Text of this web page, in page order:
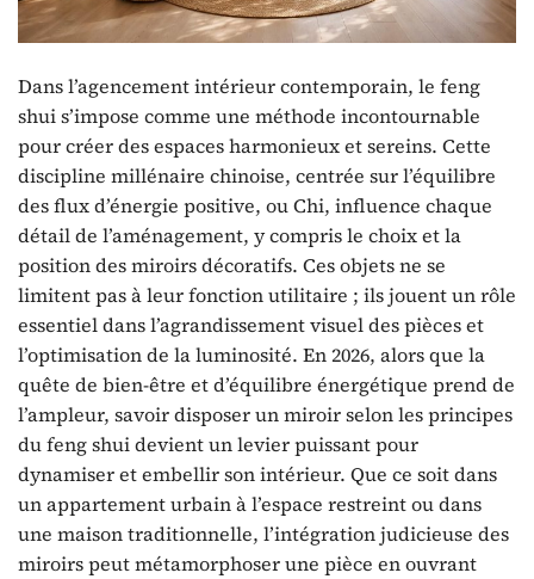
Dans l’agencement intérieur contemporain, le feng
shui s’impose comme une méthode incontournable
pour créer des espaces harmonieux et sereins. Cette
discipline millénaire chinoise, centrée sur l’équilibre
des flux d’énergie positive, ou Chi, influence chaque
détail de l’aménagement, y compris le choix et la
position des miroirs décoratifs. Ces objets ne se
limitent pas à leur fonction utilitaire ; ils jouent un rôle
essentiel dans l’agrandissement visuel des pièces et
l’optimisation de la luminosité. En 2026, alors que la
quête de bien-être et d’équilibre énergétique prend de
l’ampleur, savoir disposer un miroir selon les principes
du feng shui devient un levier puissant pour
dynamiser et embellir son intérieur. Que ce soit dans
un appartement urbain à l’espace restreint ou dans
une maison traditionnelle, l’intégration judicieuse des
miroirs peut métamorphoser une pièce en ouvrant